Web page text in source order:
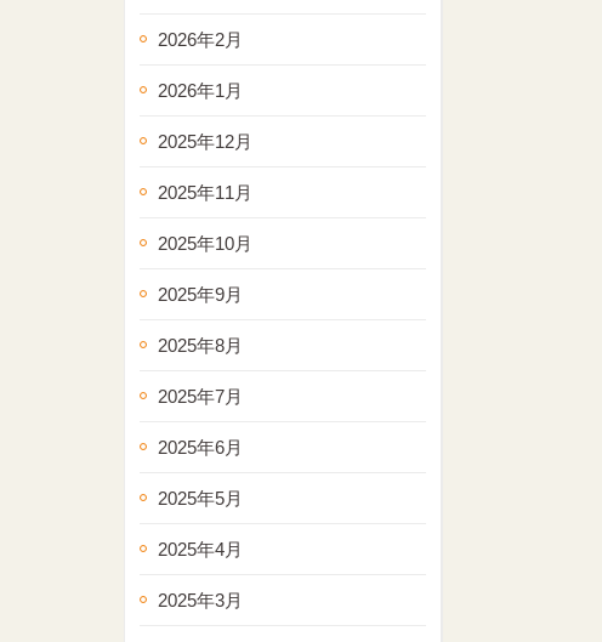
2026年2月
2026年1月
2025年12月
2025年11月
2025年10月
2025年9月
2025年8月
2025年7月
2025年6月
2025年5月
2025年4月
2025年3月